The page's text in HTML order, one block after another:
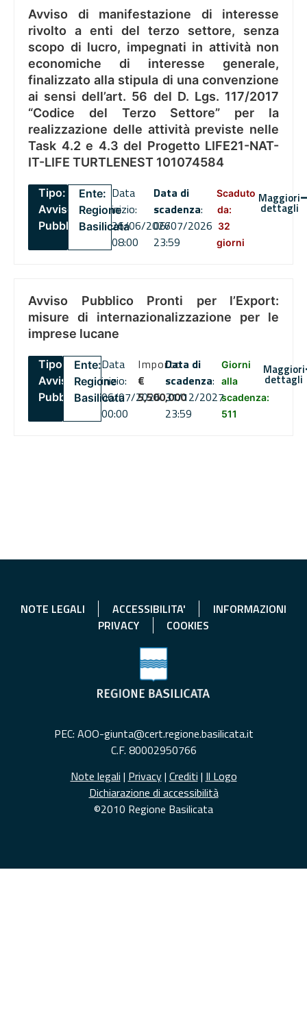
Avviso di manifestazione di interesse
rivolto a enti del terzo settore, senza
scopo di lucro, impegnati in attività non
economiche di interesse generale,
finalizzato alla stipula di una convenzione
ai sensi dell’art. 56 del D. Lgs. 117/2017
“Codice del Terzo Settore” per la
realizzazione delle attività previste nelle
Task 4.2 e 4.3 del Progetto LIFE21-NAT-
IT-LIFE TURTLENEST 101074584
Tipo:
Avviso
Pubblico
Ente:
Regione
Basilicata
Data
inizio:
26/06/2026
08:00
Data di
scadenza:
06/07/2026
23:59
Scaduto
da:
32
giorni
Maggiori
dettagli
Avviso Pubblico Pronti per l’Export:
misure di internazionalizzazione per le
imprese lucane
Tipo:
Avviso
Pubblico
Ente:
Regione
Basilicata
Data
inizio:
06/07/2026
00:00
Importo
€
5,500,000
Data di
scadenza:
31/12/2027
23:59
Giorni
alla
scadenza:
511
Maggiori
dettagli
NOTE LEGALI ACCESSIBILITA'
INFORMAZIONI
PRIVACY
COOKIES
PEC: AOO-giunta@cert.regione.basilicata.it
C.F. 80002950766
Note legali | Privacy| Crediti | Il Logo
Dichiarazione di accessibilità
©2010 Regione Basilicata